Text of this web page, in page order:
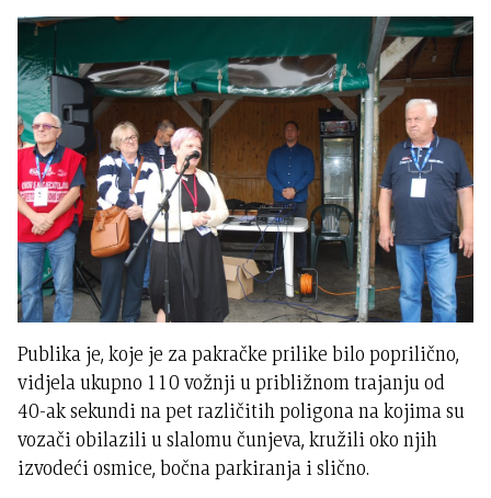
Publika je, koje je za pakračke prilike bilo poprilično,
vidjela ukupno 110 vožnji u približnom trajanju od
40-ak sekundi na pet različitih poligona na kojima su
vozači obilazili u slalomu čunjeva, kružili oko njih
izvodeći osmice, bočna parkiranja i slično.